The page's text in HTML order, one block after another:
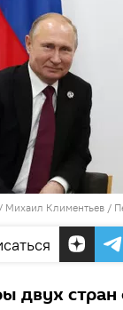
Михаил Климентьев /
двух